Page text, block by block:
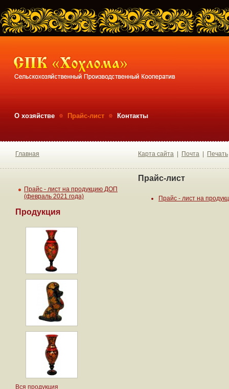
О хозяйстве Прайс-лист Контакты
Главная
Прайс - лист на продукцию ДОП
(февраль 2021 года)
Продукция
Вся продукция
Карта сайта Почта Печать
Прайс-лист
Прайс - лист на